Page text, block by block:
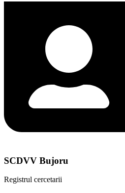
SCDVV Bujoru
Registrul cercetarii